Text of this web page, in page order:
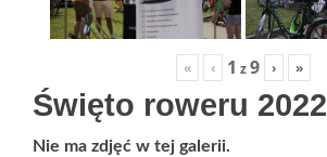
« ‹ 1 z9 › »
Święto roweru 2022
Nie ma zdjęć w tej galerii.